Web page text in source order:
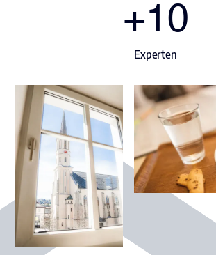
+10
Experten